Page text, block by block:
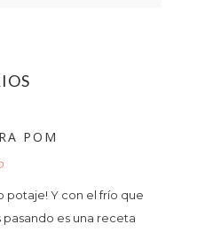
POM
potaje! Y con el frío que
pasando es una receta